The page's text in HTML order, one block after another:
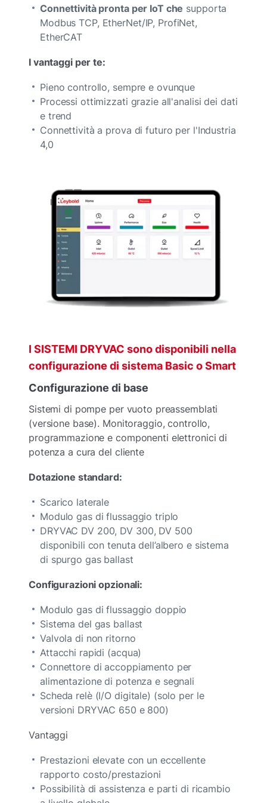
Connettività pronta per IoT che supporta
Modbus TCP, EtherNet/IP, ProfiNet,
EtherCAT
I vantaggi per te:
Pieno controllo, sempre e ovunque
Processi ottimizzati grazie all'analisi dei dati
e trend
Connettività a prova di futuro per l'Industria
4,0
I SISTEMI DRYVAC sono disponibili nella
configurazione di sistema Basic o Smart
Configurazione di base
Sistemi di pompe per vuoto preassemblati
(versione base). Monitoraggio, controllo,
programmazione e componenti elettronici di
potenza a cura del cliente
Dotazione standard:
Scarico laterale
Modulo gas di flussaggio triplo
DRYVAC DV 200, DV 300, DV 500
disponibili con tenuta dell’albero e sistema
di spurgo gas ballast
Configurazioni opzionali:
Modulo gas di flussaggio doppio
Sistema del gas ballast
Valvola di non ritorno
Attacchi rapidi (acqua)
Connettore di accoppiamento per
alimentazione di potenza e segnali
Scheda relè (I/O digitale) (solo per le
versioni DRYVAC 650 e 800)
Vantaggi
Prestazioni elevate con un eccellente
rapporto costo/prestazioni
Possibilità di assistenza e parti di ricambio